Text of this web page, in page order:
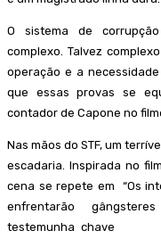
O sistema de
complexo. Talvez
operação e a
que essas provas se
contador de Capone no
Nas mãos do STF, um
escadaria. Inspirada no
cena se repete em “Os
enfrentarão
testemunha chave (o